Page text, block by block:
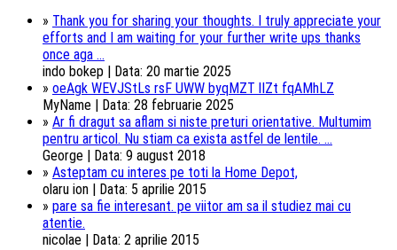
» Thank you for sharing your thoughts. I truly appreciate your
efforts and I am waiting for your further write ups thanks
once aga ...
indo bokep | Data: 20 martie 2025
» oeAgk WEVJStLs rsF UWW byqMZT lIZt fqAMhLZ
MyName | Data: 28 februarie 2025
» Ar fi dragut sa aflam si niste preturi orientative. Multumim
pentru articol. Nu stiam ca exista astfel de lentile. ...
George | Data: 9 august 2018
» Asteptam cu interes pe toti la Home Depot,
olaru ion | Data: 5 aprilie 2015
» pare sa fie interesant. pe viitor am sa il studiez mai cu
atentie.
nicolae | Data: 2 aprilie 2015